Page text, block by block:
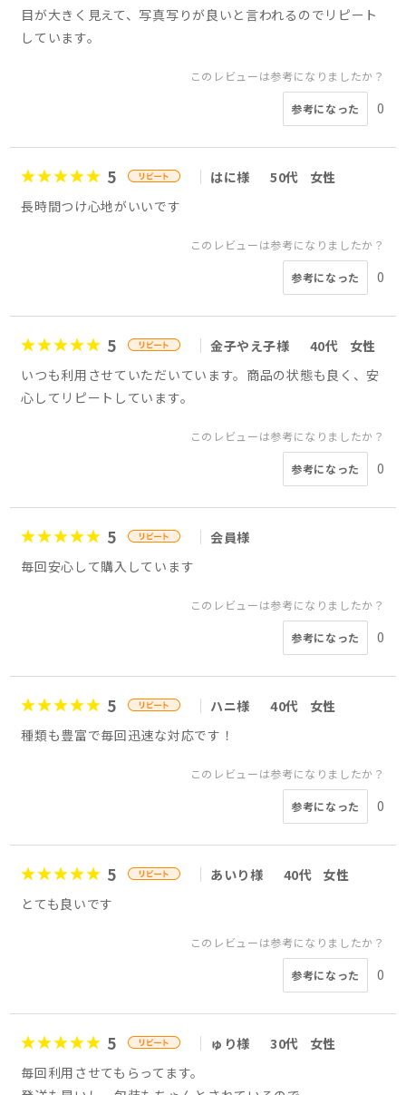
目が大きく見えて、写真写りが良いと言われるのでリピート
しています。
このレビューは参考になりましたか？
参考になった 0
5 はに様 50代
女性
長時間つけ心地がいいです
このレビューは参考になりましたか？
参考になった 0
5 金子やえ子様 40代
女性
いつも利用させていただいています。商品の状態も良く、安
心してリピートしています。
このレビューは参考になりましたか？
参考になった 0
5
会員様
毎回安心して購入しています
このレビューは参考になりましたか？
参考になった 0
5 ハニ様 40代
女性
種類も豊富で毎回迅速な対応です！
このレビューは参考になりましたか？
参考になった 0
5 あいり様 40代
女性
とても良いです
このレビューは参考になりましたか？
参考になった 0
5 ゅり様 30代
女性
毎回利用させてもらってます。